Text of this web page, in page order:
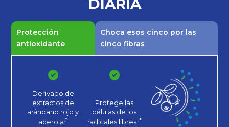
DIARIA
Protección
antioxidante
Choca esos cinco por las
cinco fibras
Derivado de
extractos de
arándano rojo y
acerola.*
Protege las
células de los
radicales libres .*